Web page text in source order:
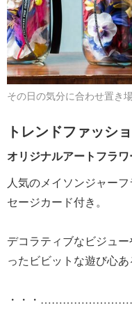
その日の気分に合わせ置き
トレンドファッシ
オリジナルアートフラ
人気のメイソンジャー
セージカード付き。
デコラティブなビジュ
ったビビットな遊び心あ
・・・